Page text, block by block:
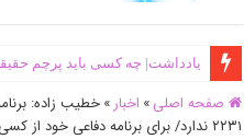
یادداشت| ‌چه کسی باید پرچم
صفحه اصلی » اخبار » خطیب زاده:
۲۲۳۱ ندارد/ برای برنامه دفاعی خود از کسی اجازه نمی‌گیریم